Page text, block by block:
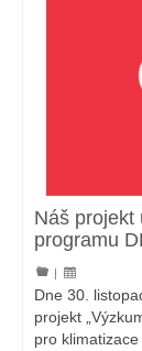
Náš projekt
programu
|
Dne 30.
projekt
pro